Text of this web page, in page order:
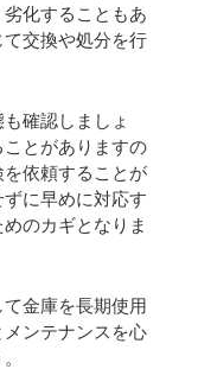
化することもあ
交換や処分を行
確認しましょ
とがありますの
依頼することが
に早めに対応す
のカギとなりま
金庫を長期使用
ンテナンスを心